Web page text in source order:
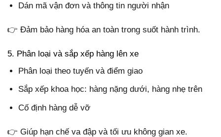
Dán mã vận đơn và thông tin người nhận
👉 Đảm bảo hàng hóa an toàn trong suốt hành trình.
5. Phân loại và sắp xếp hàng lên xe
Phân loại theo tuyến và điểm giao
Sắp xếp khoa học: hàng nặng dưới, hàng nhẹ trên
Cố định hàng dễ vỡ
👉 Giúp hạn chế va đập và tối ưu không gian xe.